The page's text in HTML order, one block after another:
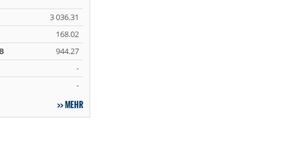
3 036.31
168.02
944.27
-
-
MEHR